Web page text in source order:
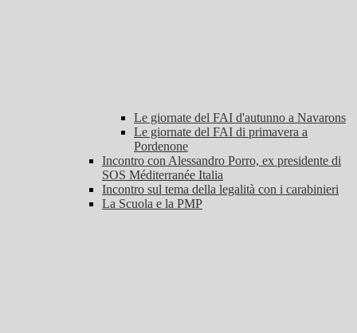
Le giornate del FAI d'autunno a Navarons
Le giornate del FAI di primavera a
Pordenone
Incontro con Alessandro Porro, ex presidente di
SOS Méditerranée Italia
Incontro sul tema della legalità con i carabinieri
La Scuola e la PMP